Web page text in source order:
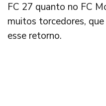
FC 27 quanto no FC
muitos torcedores,
esse retorno.